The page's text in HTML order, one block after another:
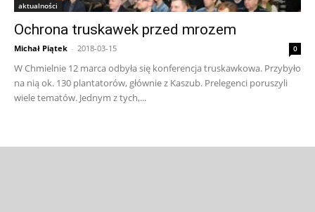
aktualności
Ochrona truskawek przed mrozem
Michał Piątek - 2018-03-15 0
W Chmielnie 12 marca odbyła się konferencja truskawkowa. Przybyło
na nią ok. 130 plantatorów, głównie z Kaszub. Prelegenci poruszyli
wiele tematów. Jednym z tych,...